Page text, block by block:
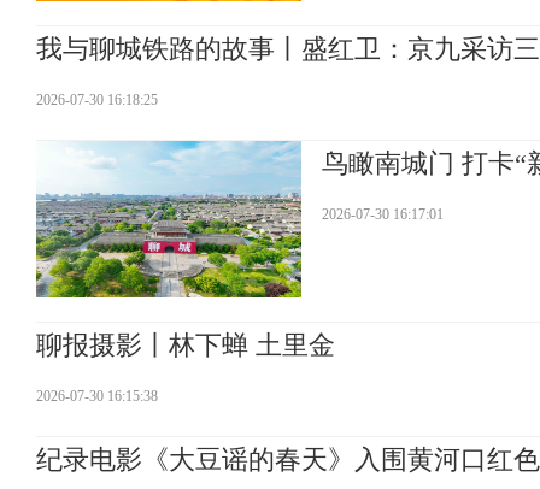
我与聊城铁路的故事丨盛红卫：京九采访
2026-07-30 16:18:25
鸟瞰南城门 打卡“
2026-07-30 16:17:01
聊报摄影丨林下蝉 土里金
2026-07-30 16:15:38
纪录电影《大豆谣的春天》入围黄河口红